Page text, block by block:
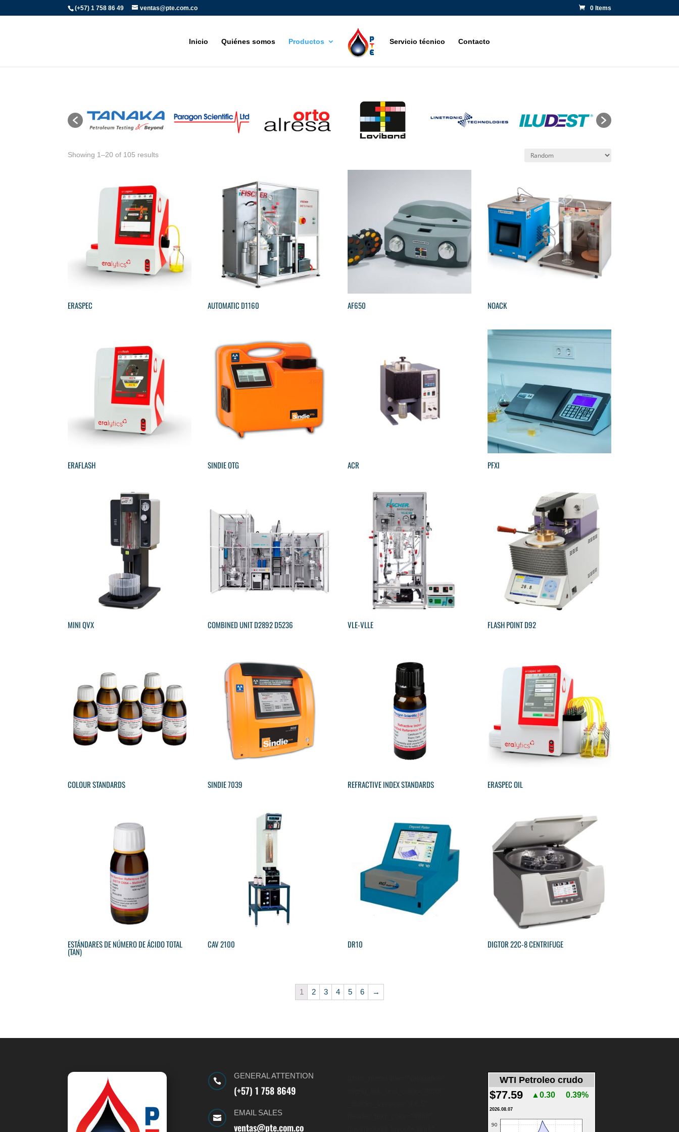
(+57) 1 758 86 49 ventas@pte.com.co 0 Items
Inicio Quiénes somos Productos Servicio técnico Contacto
Showing 1–20 of 105 results
ERASPEC AUTOMATIC D1160 AF650 NOACK
ERAFLASH SINDIE OTG ACR PFXI
MINI QVX COMBINED UNIT D2892 D5236 VLE-VLLE FLASH POINT D92
COLOUR STANDARDS SINDIE 7039 REFRACTIVE INDEX STANDARDS ERASPEC OIL
ESTÁNDARES DE NÚMERO DE ÁCIDO TOTAL
(TAN)
CAV 2100 DR10 DIGTOR 22C-8 CENTRIFUGE
1 2 3 4 5 6 →

GENERAL ATTENTION
(+57) 1 758 8649

EMAIL SALES
ventas@pte.com.co
WTI Petroleo crudo
$77.59 ▲0.30 0.39%
2026.08.07